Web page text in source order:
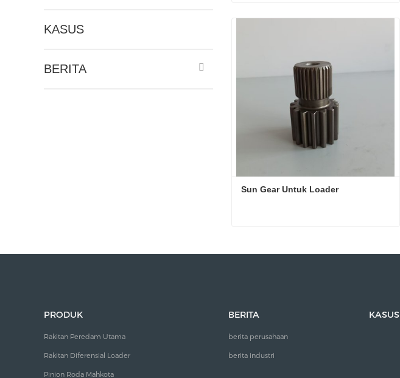
KASUS
BERITA
Roda Gigi Matahari Planet 5 Ton
Sun Gear Untuk Loader
Hubungi sekarang
PRODUK
Rakitan Peredam Utama
Rakitan Diferensial Loader
Pinion Roda Mahkota
BERITA
berita perusahaan
berita industri
KASUS